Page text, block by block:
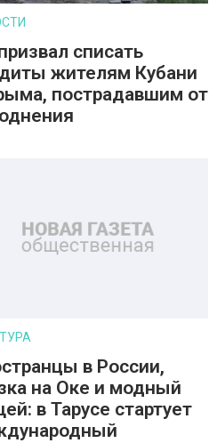
списать
жителям Кубани
пострадавшим от
в России,
на Оке и модный
в Тарусе стартует